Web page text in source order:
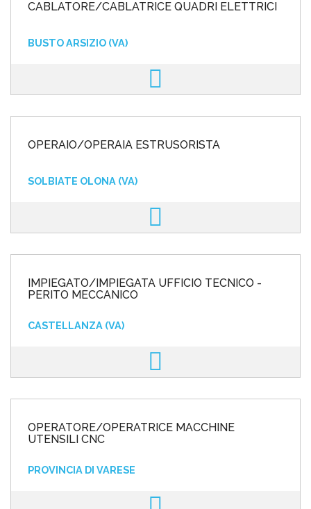
CABLATORE/CABLATRICE QUADRI ELETTRICI
BUSTO ARSIZIO (VA)
OPERAIO/OPERAIA ESTRUSORISTA
SOLBIATE OLONA (VA)
IMPIEGATO/IMPIEGATA UFFICIO TECNICO -
PERITO MECCANICO
CASTELLANZA (VA)
OPERATORE/OPERATRICE MACCHINE
UTENSILI CNC
PROVINCIA DI VARESE